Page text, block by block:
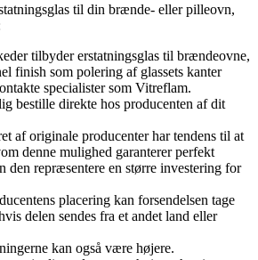
til din brænde- eller pilleovn,
tilbyder erstatningsglas til brændeovne,
finish som polering af glassets kanter
specialister som Vitreflam.
bestille direkte hos producenten af dit
af originale producenter har tendens til at
denne mulighed garanterer perfekt
den repræsentere en større investering for
placering kan forsendelsen tage
delen sendes fra et andet land eller
kan også være højere.